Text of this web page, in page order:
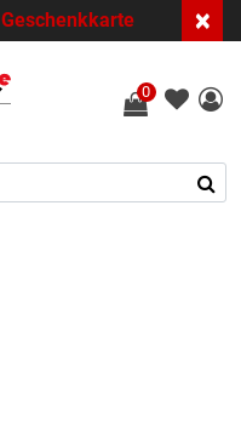
Geschenkkarte ×
0